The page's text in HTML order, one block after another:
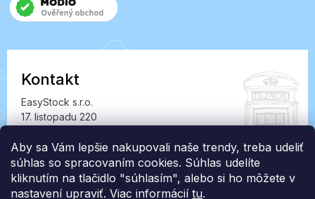
Aby sa Vám lepšie nakupovali naše trendy, treba udeliť
súhlas so spracovaním cookies. Súhlas udelíte
kliknutím na tlačidlo "súhlasím", alebo si ho môžete v
nastavení upraviť. Viac informácií tu.
Kontakt
EasyStock s.r.o.
17. listopadu 220
IČ: 07727402, DIČ: CZ07727402
info@londonclub.sk